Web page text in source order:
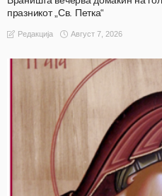
празникот „Св. Петка“
Редакција Август 7, 2026